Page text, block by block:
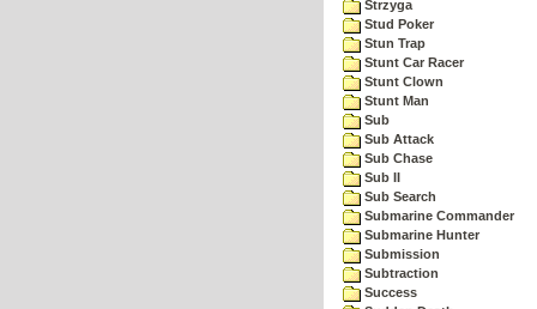
Strzyga
Stud Poker
Stun Trap
Stunt Car Racer
Stunt Clown
Stunt Man
Sub
Sub Attack
Sub Chase
Sub II
Sub Search
Submarine Commander
Submarine Hunter
Submission
Subtraction
Success